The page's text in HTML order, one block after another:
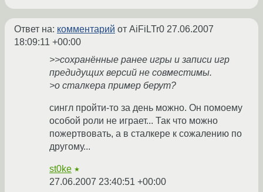
Ответ на: комментарий от AiFiLTr0 27.06.2007
18:09:11 +00:00
>>сохранённые ранее игры и записи игр
предидущих версий не совместимы.
>о сталкера пример берут?
сингл пройти-то за день можно. Он помоему
особой роли не играет... Так что можно
пожертвовать, а в сталкере к сожалению по
другому...
st0ke ★
27.06.2007 23:40:51 +00:00